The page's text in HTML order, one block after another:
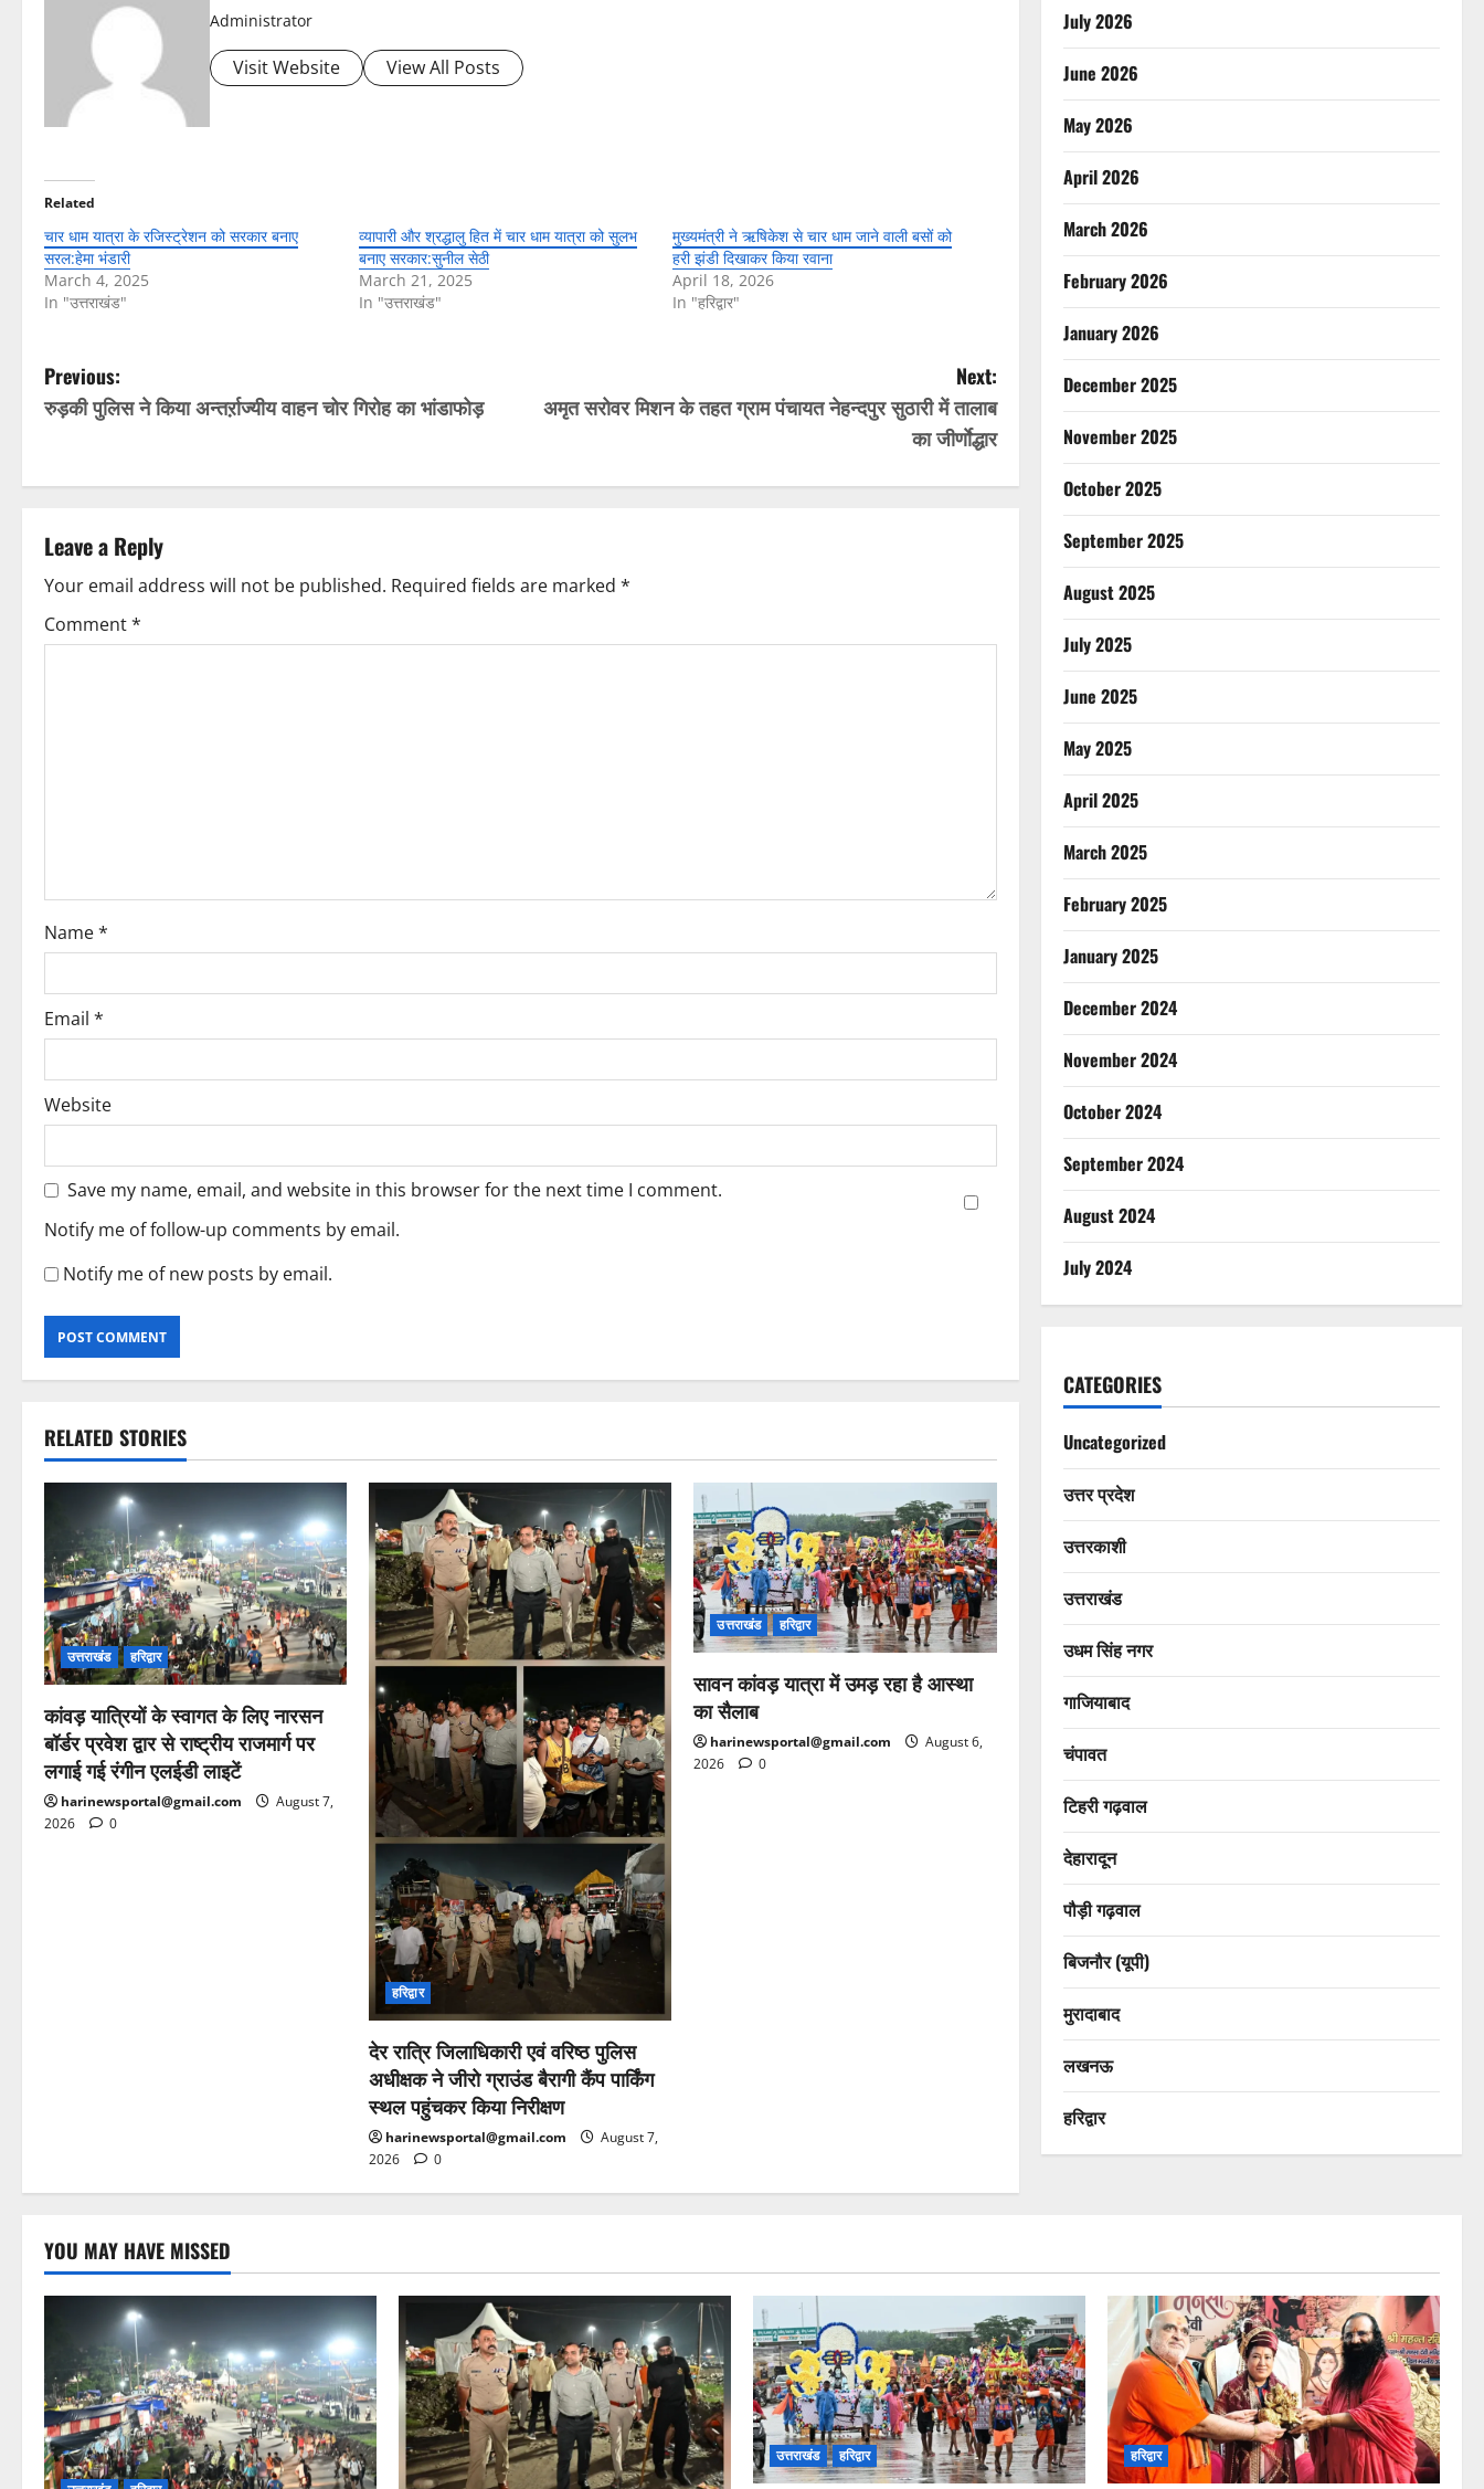
Administrator
Visit Website View All Posts
Related
चार धाम यात्रा के रजिस्ट्रेशन को सरकार बनाए
सरल:हेमा भंडारी
March 4, 2025
In "उत्तराखंड"
व्यापारी और श्रद्धालु हित में चार धाम यात्रा को सुलभ
बनाए सरकार:सुनील सेठी
March 21, 2025
In "उत्तराखंड"
मुख्यमंत्री ने ऋषिकेश से चार धाम जाने वाली बसों को
हरी झंडी दिखाकर किया रवाना
April 18, 2026
In "हरिद्वार"
P
o
s
n
a
v
i
o
n
Previous:
रुड़की पुलिस ने किया अन्तर्ऱाज्यीय वाहन चोर गिरोह का भांडाफोड़
Next:
अमृत सरोवर मिशन के तहत ग्राम पंचायत नेहन्दपुर सुठारी में तालाब
का जीर्णाेद्धार
Leave a Reply
Your email address will not be published. Required fields are marked *
Comment*
Name*
Email *
Website
Save my name, email, and website in this browser for the next time I comment.
Notify me of follow-up comments by email.
Notify me of new posts by email.
RELATED STORIES
उत्तराखंड हरिद्वार
कांवड़ यात्रियों के स्वागत के लिए नारसन
बॉर्डर प्रवेश द्वार से राष्ट्रीय राजमार्ग पर
लगाई गई रंगीन एलईडी लाइटें
harinewsportal@gmail.com
August 7,
2026
0
हरिद्वार
देर रात्रि जिलाधिकारी एवं वरिष्ठ पुलिस
अधीक्षक ने जीरो ग्राउंड बैरागी कैंप पार्किंग
स्थल पहुंचकर किया निरीक्षण
harinewsportal@gmail.com
August 7,
2026
0
उत्तराखंड हरिद्वार
सावन कांवड़ यात्रा में उमड़ रहा है आस्था
का सैलाब
harinewsportal@gmail.com
August 6,
2026
0
July 2026
June 2026
May 2026
April 2026
March 2026
February 2026
January 2026
December 2025
November 2025
October 2025
September 2025
August 2025
July 2025
June 2025
May 2025
April 2025
March 2025
February 2025
January 2025
December 2024
November 2024
October 2024
September 2024
August 2024
July 2024
CATEGORIES
Uncategorized
उत्तर प्रदेश
उत्तरकाशी
उत्तराखंड
उधम सिंह नगर
गाजियाबाद
चंपावत
टिहरी गढ़वाल
देहारादून
पौड़ी गढ़वाल
बिजनौर (यूपी)
मुरादाबाद
लखनऊ
हरिद्वार
YOU MAY HAVE MISSED
उत्तराखंड हरिद्वार हरिद्वार